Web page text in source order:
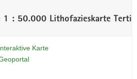
1 : 50.000 Lithofazieskarte
Karte